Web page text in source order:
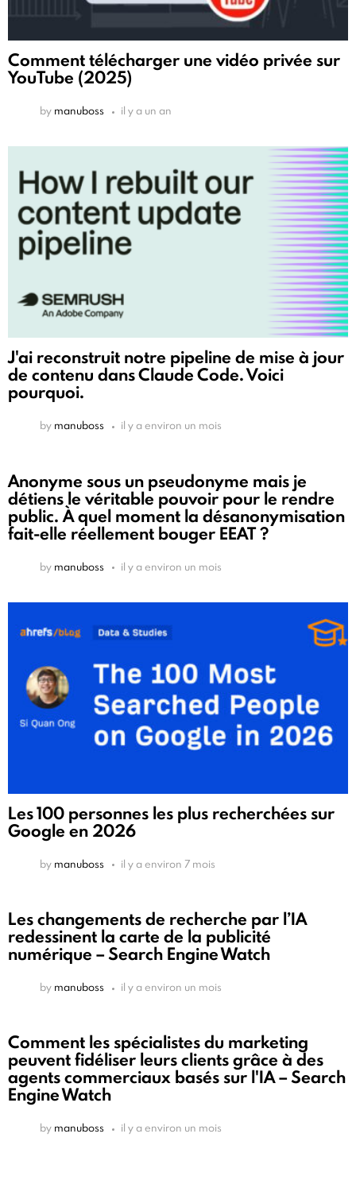
Comment télécharger une vidéo privée sur
YouTube (2025)
by manuboss il y a un an
J'ai reconstruit notre pipeline de mise à jour
de contenu dans Claude Code. Voici
pourquoi.
by manuboss il y a environ un mois
Anonyme sous un pseudonyme mais je
détiens le véritable pouvoir pour le rendre
public. À quel moment la désanonymisation
fait-elle réellement bouger EEAT ?
by manuboss il y a environ un mois
Les 100 personnes les plus recherchées sur
Google en 2026
by manuboss il y a environ 7 mois
Les changements de recherche par l’IA
redessinent la carte de la publicité
numérique – Search Engine Watch
by manuboss il y a environ un mois
Comment les spécialistes du marketing
peuvent fidéliser leurs clients grâce à des
agents commerciaux basés sur l'IA – Search
Engine Watch
by manuboss il y a environ un mois